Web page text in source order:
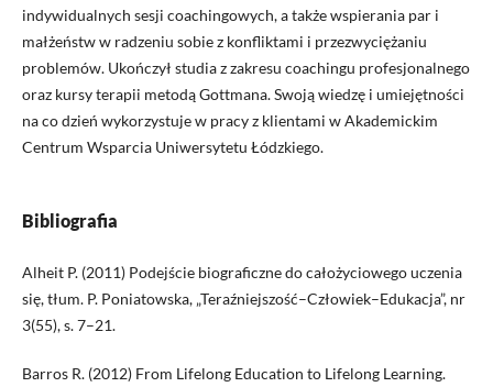
indywidualnych sesji coachingowych, a także wspierania par i
małżeństw w radzeniu sobie z konfliktami i przezwyciężaniu
problemów. Ukończył studia z zakresu coachingu profesjonalnego
oraz kursy terapii metodą Gottmana. Swoją wiedzę i umiejętności
na co dzień wykorzystuje w pracy z klientami w Akademickim
Centrum Wsparcia Uniwersytetu Łódzkiego.
Bibliografia
Alheit P. (2011) Podejście biograficzne do całożyciowego uczenia
się, tłum. P. Poniatowska, „Teraźniejszość–­Człowiek–Edukacja”, nr
3(55), s. 7–21.
Barros R. (2012) From Lifelong Education to Lifelong Learning.